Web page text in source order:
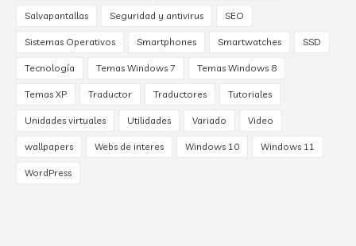
Salvapantallas Seguridad y antivirus SEO
Sistemas Operativos Smartphones Smartwatches SSD
Tecnología Temas Windows 7 Temas Windows 8
Temas XP Traductor Traductores Tutoriales
Unidades virtuales Utilidades Variado Video
wallpapers Webs de interes Windows 10 Windows 11
WordPress